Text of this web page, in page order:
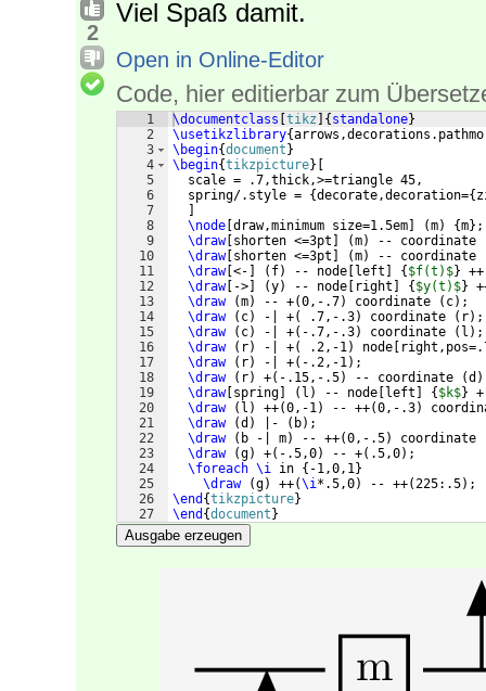
2
Viel Spaß damit.
Open in Online-Editor
Code, hier editierbar zum
1
2
3
4
5
6
7
8
9
10
11
12
13
14
15
16
17
18
19
20
21
22
23
24
25
26
27
\documentclass tikz { standalone}
\usetikzlibrary{
\begin{document }
\begin{tikzpicture}
  scale = .7,thick,>=triangle 45,
  spring/.style =
{decorate,decoration={
\node draw,minimum size=1.5em (m) {m} ;
\draw[ shorten <=3pt (m) -- coordinate
\draw[ shorten <=3pt (m) -- coordinate
\draw[ <- ( f) -- node left { $f(t)$} ++
\draw[ -> (y) -- node right { $y(t)$}
\draw
(m) -- +(0,-.7) coordinate ( c) ;
\draw
( c) -| +( .7,-.3) coordinate ( r) ;
\draw
( c) -| +( -.7,-.3) coordinate ( l ) ;
\draw
( r) -| +( .2,-1) node
\draw
( r) -| +( -.2,-1) ;
\draw
( r) +( -.15,-.5) -- coordinate (d )
\draw[ spring ( l ) -- node left { $k$} +
\draw
( l ) ++(0,-1) -- ++(0,-.3)
\draw
(d ) |- ( b) ;
\draw
( b -| m) -- ++(0,-.5) coordinate
\draw
(g) +( -.5,0) -- +( .5,0) ;
\foreach \i in { -1,0,1}
\draw
(g) ++(\i*.5,0) -- ++(225:.5) ;
\end {tikzpicture}
\end {document }
Ausgabe erzeugen